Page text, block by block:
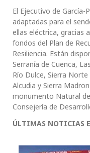
El Ejecutivo de García-
adaptadas para el
ellas eléctrica, gracias
fondos del Plan de
Resiliencia. Están
Serranía de Cuenca,
Río Dulce, Sierra
Alcudia y Sierra
monumento Natural
Consejería de
ÚLTIMAS NOTICIAS